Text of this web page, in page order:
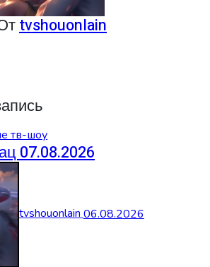
tvshouonlain
тв-шоу
07.08.2026
tvshouonlain06.08.2026